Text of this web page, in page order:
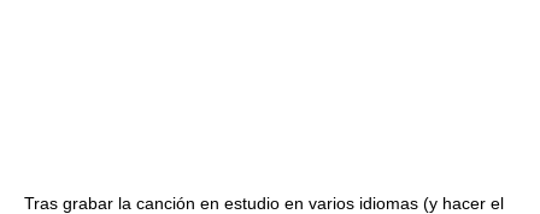
Tras grabar la canción en estudio en varios idiomas (y hacer el